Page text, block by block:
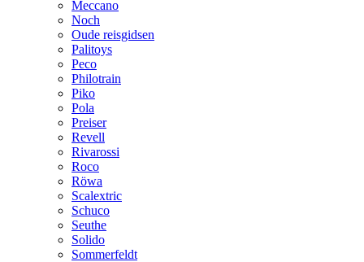
Meccano
Noch
Oude reisgidsen
Palitoys
Peco
Philotrain
Piko
Pola
Preiser
Revell
Rivarossi
Roco
Röwa
Scalextric
Schuco
Seuthe
Solido
Sommerfeldt